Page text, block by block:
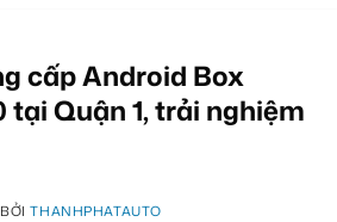
cấp Android Box
tại Quận 1, trải nghiệm
BỞITHANHPHATAUTO